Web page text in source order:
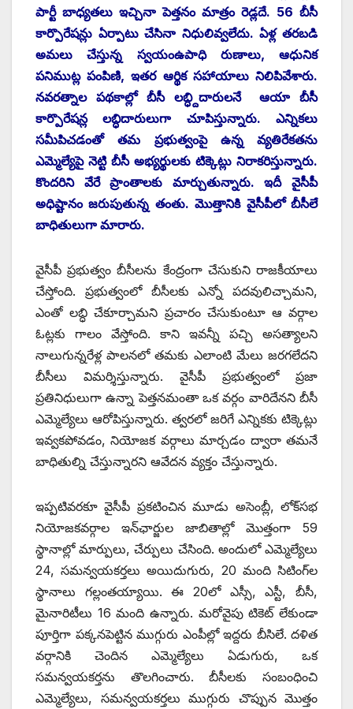
పార్టీ బాధ్యతలు ఇచ్చినా పెత్తనం మాత్రం రెడ్లదే. 56 బీసీ
కార్పొరేషన్లు ఏర్పాటు చేసినా నిధులివ్వలేదు. ఏళ్ల తరబడి
అమలు చేస్తున్న స్వయంఉపాధి రుణాలు, ఆధునిక
పనిముట్ల పంపిణి, ఇతర ఆర్థిక సహాయాలు నిలిపివేశారు.
నవరత్నాల పథకాల్లో బీసీ లబ్ధ్దిదారులనే ఆయా బీసీ
కార్పొరేషన్ల లబ్ధిదారులుగా చూపిస్తున్నారు. ఎన్నికలు
సమీపిచడంతో తమ ప్రభుత్వంపై ఉన్న వ్యతిరేకతను
ఎమ్మెల్యేపై నెట్టి బీసీ అభ్యర్థులకు టిక్కెట్లు నిరాకరిస్తున్నారు.
కొందరిని వేరే ప్రాంతాలకు మార్చుతున్నారు. ఇదీ వైసీపీ
అధిష్టానం జరుపుతున్న తంతు. మొత్తానికి వైసీపీలో బీసీలే
బాధితులుగా మారారు.
వైసీపీ ప్రభుత్వం బీసీలను కేంద్రంగా చేసుకుని రాజకీయాలు
చేస్తోంది. ప్రభుత్వంలో బీసీలకు ఎన్నో పదవులిచ్చామని,
ఎంతో లబ్ధి చేకూర్చామని ప్రచారం చేసుకుంటూ ఆ వర్గాల
ఓట్లకు గాలం వేస్తోంది. కాని ఇవన్నీ పచ్చి అసత్యాలని
నాలుగున్నరేళ్ల పాలనలో తమకు ఎలాంటి మేలు జరగలేదని
బీసీలు విమర్శిస్తున్నారు. వైసీపీ ప్రభుత్వంలో ప్రజా
ప్రతినిధులుగా ఉన్నా పెత్తనమంతా ఒక వర్గం వారిదేనని బీసీ
ఎమ్మెల్యేలు ఆరోపిస్తున్నారు. త్వరలో జరిగే ఎన్నికకు టిక్కెట్లు
ఇవ్వకపోవడం, నియోజక వర్గాలు మార్చడం ద్వారా తమనే
బాధితుల్ని చేస్తున్నారని ఆవేదన వ్యక్తం చేస్తున్నారు.
ఇప్పటివరకూ వైసీపీ ప్రకటించిన మూడు అసెంబ్లీ, లోక్‌సభ
నియోజకవర్గాల ఇన్‌ఛార్జుల జాబితాల్లో మొత్తంగా 59
స్థానాల్లో మార్పులు, చేర్పులు చేసింది. అందులో ఎమ్మెల్యేలు
24, సమన్వయకర్తలు అయిదుగురు, 20 మంది సిటింగ్‌ల
స్థానాలు గల్లంతయ్యాయి. ఈ 20లో ఎస్సీ, ఎస్టీ, బీసీ,
మైనారిటీలు 16 మంది ఉన్నారు. మరోవైపు టికెట్‌ ‌లేకుండా
పూర్తిగా పక్కనపెట్టిన ముగ్గురు ఎంపీల్లో ఇద్దరు బీసిలే. దళిత
వర్గానికి చెందిన ఎమ్మెల్యేలు ఏడుగురు, ఒక
సమన్వయకర్తను తొలగించారు. బీసీలకు సంబంధించి
ఎమ్మెల్యేలు, సమన్వయకర్తలు ముగ్గురు చొప్పున మొత్తం